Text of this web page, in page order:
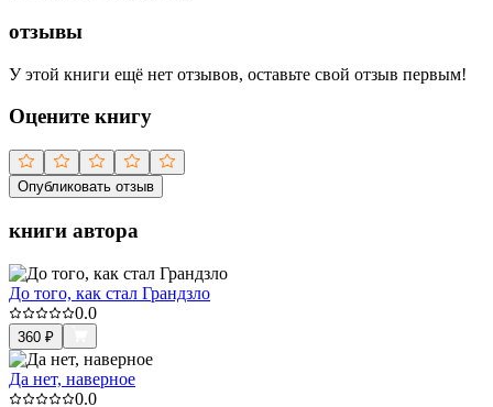
отзывы
У этой книги ещё нет отзывов, оставьте свой отзыв первым!
Оцените книгу
Опубликовать отзыв
книги автора
До того, как стал Грандзло
0.0
360 ₽
Да нет, наверное
0.0